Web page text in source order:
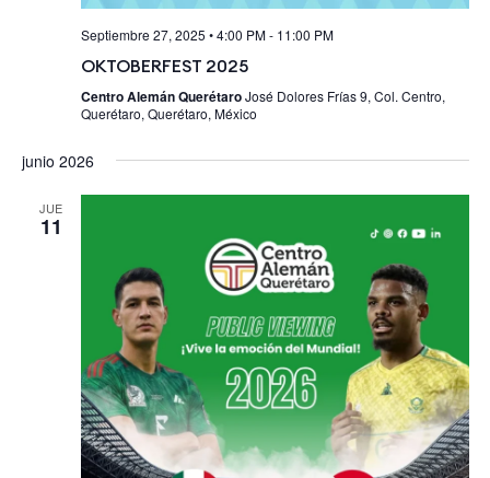
Septiembre 27, 2025 • 4:00 PM- 11:00 PM
OKTOBERFEST 2025
Centro Alemán QuerétaroJosé Dolores Frías 9, Col. Centro,
Querétaro, Querétaro, México
junio 2026
JUE
11